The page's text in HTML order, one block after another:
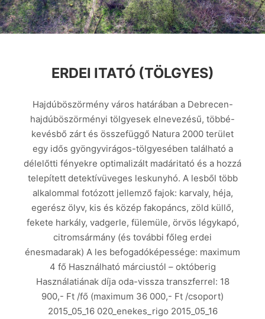
ERDEI ITATÓ (TÖLGYES)
Hajdúböszörmény város határában a Debrecen-
hajdúböszörményi tölgyesek elnevezésű, többé-
kevésbő zárt és összefüggő Natura 2000 terület
egy idős gyöngyvirágos-tölgyesében található a
délelőtti fényekre optimalizált madáritató és a hozzá
telepített detektívüveges leskunyhó. A lesből több
alkalommal fotózott jellemző fajok: karvaly, héja,
egerész ölyv, kis és közép fakopáncs, zöld küllő,
fekete harkály, vadgerle, fülemüle, örvös légykapó,
citromsármány (és további főleg erdei
énesmadarak) A les befogadóképessége: maximum
4 fő Használható márciustól – októberig
Használatiának díja oda-vissza transzferrel: 18
900,- Ft /fő (maximum 36 000,- Ft /csoport)
2015_05_16 020_enekes_rigo 2015_05_16